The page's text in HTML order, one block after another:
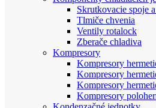
Skrutkovacie spoje
Tlmiče chvenia
Ventily rotalock
Zberače chladiva
Kompresory
Kompresory
Kompresory
Kompresory
Kompresory